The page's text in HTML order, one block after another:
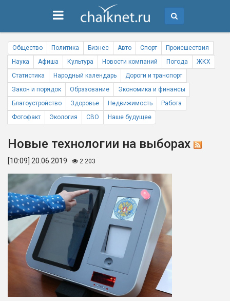
Общество Политика Бизнес Авто Спорт
Происшествия
Наука
Афиша Культура Новости компаний Погода
ЖКХ
Статистика
Народный календарь
Дороги и транспорт
Закон и порядок
Образование
Экономика и финансы
Благоустройство
Здоровье Недвижимость
Работа
Фотофакт
Экология СВО Наше будущее
Новые технологии на выборах
[10:09] 20.06.2019 2 203